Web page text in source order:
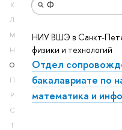
К
Л
М
Н
О
П
Р
С
Т
НИУ ВШЭ в Санкт-
физики и технологий
Отдел
бакалавриате по
математика и